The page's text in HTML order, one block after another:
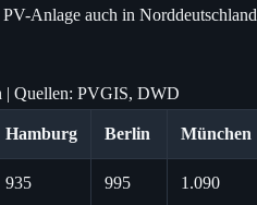
Anlage auch in Norddeutschland
| Quellen: PVGIS, DWD
Hamburg Berlin München
935 995 1.090